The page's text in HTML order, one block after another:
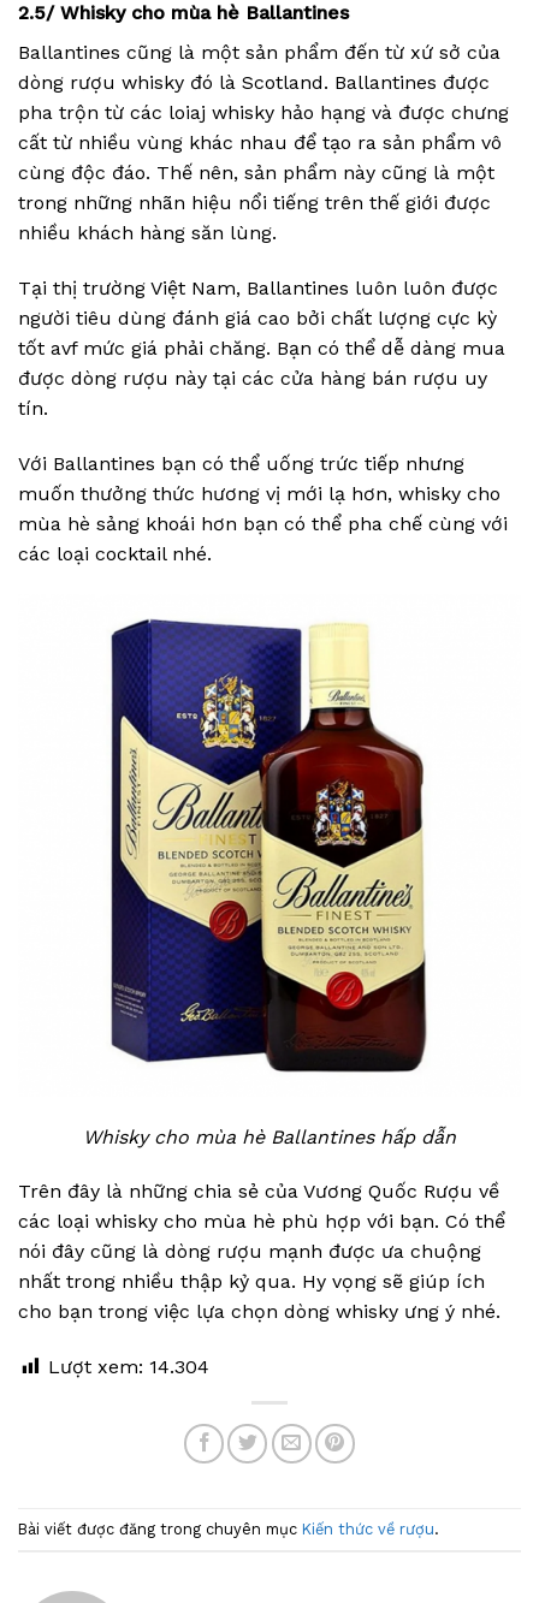
2.5/ Whisky cho mùa hè Ballantines
Ballantines cũng là một sản phẩm đến từ xứ sở của
dòng rượu whisky đó là Scotland. Ballantines được
pha trộn từ các loiaj whisky hảo hạng và được chưng
cất từ nhiều vùng khác nhau để tạo ra sản phẩm vô
cùng độc đáo. Thế nên, sản phẩm này cũng là một
trong những nhãn hiệu nổi tiếng trên thế giới được
nhiều khách hàng săn lùng.
Tại thị trường Việt Nam, Ballantines luôn luôn được
người tiêu dùng đánh giá cao bởi chất lượng cực kỳ
tốt avf mức giá phải chăng. Bạn có thể dễ dàng mua
được dòng rượu này tại các cửa hàng bán rượu uy
tín.
Với Ballantines bạn có thể uống trức tiếp nhưng
muốn thưởng thức hương vị mới lạ hơn, whisky cho
mùa hè sảng khoái hơn bạn có thể pha chế cùng với
các loại cocktail nhé.
Whisky cho mùa hè Ballantines hấp dẫn
Trên đây là những chia sẻ của Vương Quốc Rượu về
các loại whisky cho mùa hè phù hợp với bạn. Có thể
nói đây cũng là dòng rượu mạnh được ưa chuộng
nhất trong nhiều thập kỷ qua. Hy vọng sẽ giúp ích
cho bạn trong việc lựa chọn dòng whisky ưng ý nhé.
Lượt xem: 14.304
Bài viết được đăng trong chuyên mục Kiến thức về rượu.